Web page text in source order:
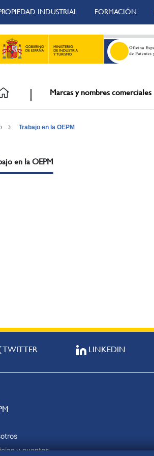
INDUSTRIAL FORMACIÓN
Marcas y nombres comerciales
Trabajo en la OEPM
en la OEPM
TWITTER LINKEDIN
y eventos